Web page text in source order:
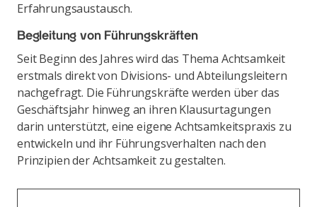
Erfahrungsaustausch.
Begleitung von Führungskräften
Seit Beginn des Jahres wird das Thema Achtsamkeit
erstmals direkt von Divisions- und Abteilungsleitern
nachgefragt. Die Führungskräfte werden über das
Geschäftsjahr hinweg an ihren Klausurtagungen
darin unterstützt, eine eigene Achtsamkeitspraxis zu
entwickeln und ihr Führungsverhalten nach den
Prinzipien der Achtsamkeit zu gestalten.